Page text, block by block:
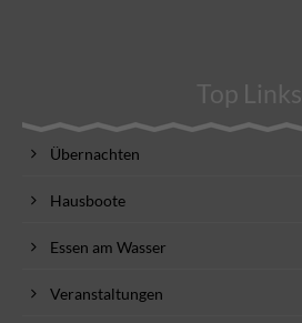
Top Links
Übernachten
Hausboote
Essen am Wasser
Veranstaltungen